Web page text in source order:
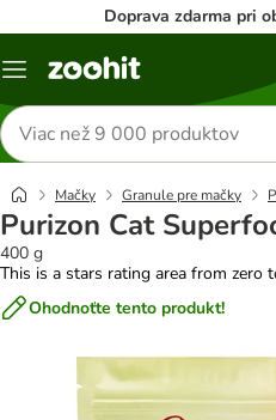
Doprava zdarma pri
Kategórie
Hľadať
produkty
Mačky Granule pre mačky
Purizon Cat
400 g
This is a stars rating area from zero
Ohodnoťte tento produkt!